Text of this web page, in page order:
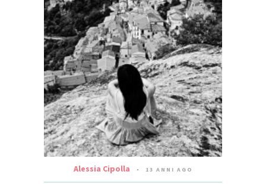
Alessia Cipolla 13 ANNI AGO